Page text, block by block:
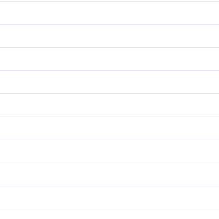
diye onların tevbesini kabul etti. Şüphesiz Allah,
üç kişiyi (Ensar’dan Kâb İbni Mâlik, Hilâl İbni Ümeyye,
ki, yeryüzü bütün genişliği ile onlara dar
ancak Allah’a sığınmakta olduğunu anlamışlardı.
kabul buyurdu. Şüphesiz ki Allah, tevbeleri çok çok
bütün genişliğiyle beraber (öylesine bunalmışlardı ki)
durduktan ve Allah´tan başka sığınacak bir (kapı)
için onları tevbeye muvaffak kıldı. Şüphesiz ki Allah
kişinin de (tevbelerini kabul etti). Yeryüzü, genişliğine
sıkmıştı. Nihayet Allah'tan (O'nun azabından) yine Allah'a
(eski hallerine) dönmeleri için Allah onların tevbesini
kabul etti). Yeryüzü, tüm genişliğine rağmen
kaçamıyacaklarını anladılar. Bunun üzerine,
Rahimdir.
o üç kişiyi de bağışladı. Çünkü o derece
gelmeye başlamıştı, vicdanları da kendilerini sıkıntıya
anlamışlardı. Sonra da Allah, onları tevbekâr olmaya
ki Allah, tevbeleri çok çok kabul edendir, çok
kişinin de tevbelerini kabul etti. Sonunda yeryüzü
patlayacak gibi oldular, Allah´dan kaçmanın yine O´na
üzerine Allah onların tevbelerini kabul etti ki, tevbe etsinler.
de (bağışladı). Öyle ki, bütün genişliğine rağmen
gelmişti ve O´nun dışında (yine) Tanrı´dan başka bir
diye onların tevbesini kabul etti. Şüphesiz Tanrı,
haklarındaki hüküm geciken) üç (kişin) in (tevbelerini de
dar gelmiş, vicdanları kendilerini sıkdıkca sıkmışdı.
hiç bir yer olmadığını anladılar (da bundan) sonra (Allah)
buyurdu. Şübhesiz ki Allah, (ancak) O, tevbeyi en çok
bütün genişliğine rağmen dar gelmiş ve nefisleri
olmadığını anlamışlardı. Sonra onları da eski hallerine
Tevvab, Rahim olandır.
geri kalıp, haklarındaki hüküm ertelenen) üç